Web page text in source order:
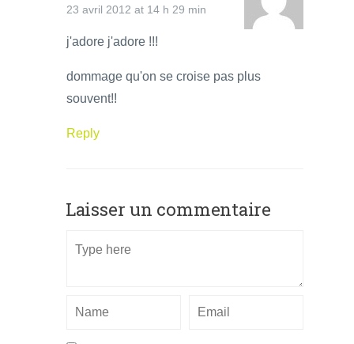
23 avril 2012 at 14 h 29 min
j'adore j'adore !!!
dommage qu'on se croise pas plus
souvent!!
Reply
Laisser un commentaire